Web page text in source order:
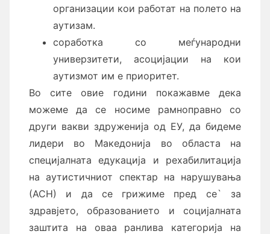
организации кои работат на полето на
аутизам.
соработка со меѓународни
универзитети, асоцијации на кои
аутизмот им е приоритет.
Во сите овие години покажавме дека
можеме да се носиме рамноправно со
други вакви здруженија од ЕУ, да бидеме
лидери во Македонија во областа на
специјалната едукација и рехабилитација
на аутистичниот спектар на нарушувања
(АСН) и да се грижиме пред се` за
здравјето, образованието и социјалната
заштита на оваа ранлива категорија на